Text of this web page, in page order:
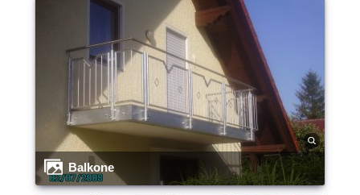
Balkone